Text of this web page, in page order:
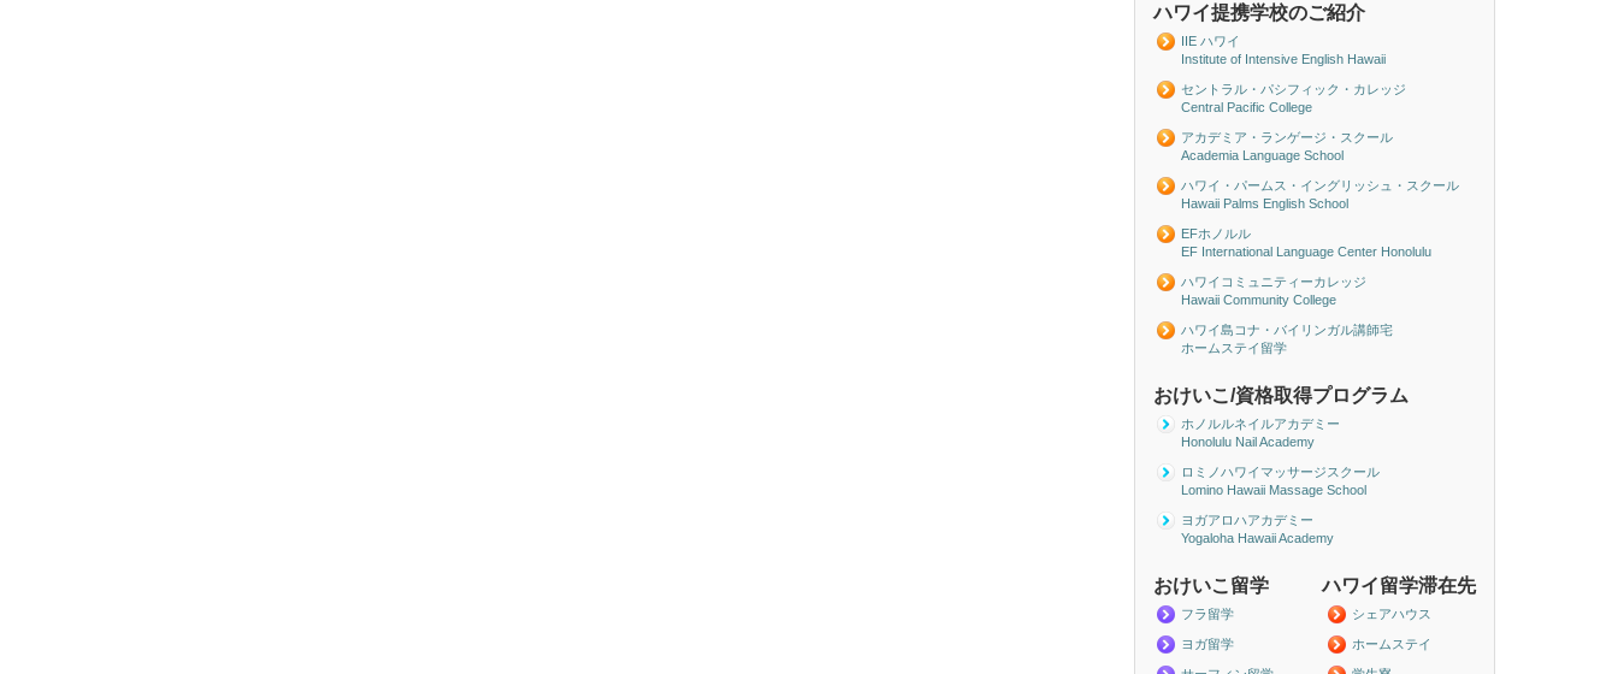
ハワイ提携学校のご紹介
IIE ハワイ
Institute of Intensive English Hawaii
セントラル・パシフィック・カレッジ
Central Pacific College
アカデミア・ランゲージ・スクール
Academia Language School
ハワイ・パームス・イングリッシュ・スクール
Hawaii Palms English School
EFホノルル
EF International Language Center Honolulu
ハワイコミュニティーカレッジ
Hawaii Community College
ハワイ島コナ・バイリンガル講師宅
ホームステイ留学
おけいこ/資格取得プログラム
ホノルルネイルアカデミー
Honolulu Nail Academy
ロミノハワイマッサージスクール
Lomino Hawaii Massage School
ヨガアロハアカデミー
Yogaloha Hawaii Academy
ハワイ留学滞在先
シェアハウス
ホームステイ
おけいこ留学
フラ留学
ヨガ留学